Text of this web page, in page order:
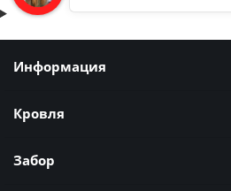
Информация
Кровля
Забор